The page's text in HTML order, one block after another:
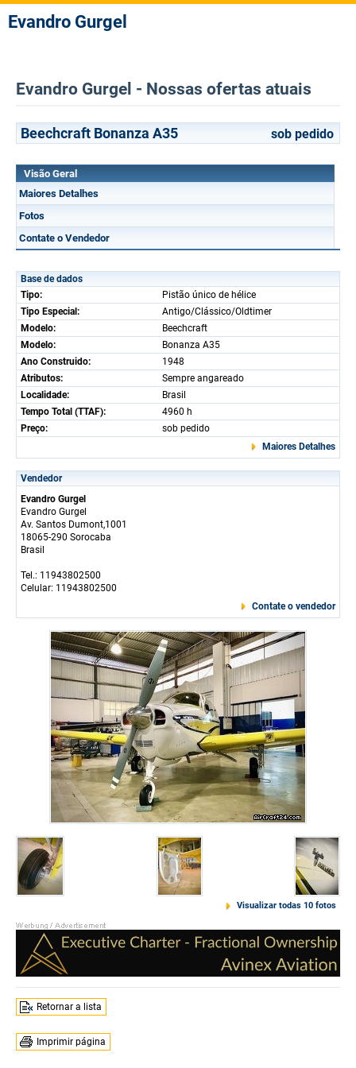
Evandro Gurgel
Evandro Gurgel - Nossas ofertas atuais
Beechcraft Bonanza A35 sob pedido
Visão Geral
Maiores Detalhes
Fotos
Contate o Vendedor
Base de dados
Tipo:
Pistão único de hélice
Tipo Especial:
Antigo/Clássico/Oldtimer
Modelo:
Beechcraft
Modelo:
Bonanza A35
Ano Construido:
1948
Atributos:
Sempre angareado
Localidade:
Brasil
Tempo Total (TTAF):
4960 h
Preço:
sob pedido
Maiores Detalhes
Vendedor
Evandro Gurgel
Evandro Gurgel
Av. Santos Dumont,1001
18065-290 Sorocaba
Brasil
Tel.: 11943802500
Celular: 11943802500
Contate o vendedor
Visualizar todas 10 fotos
Retornar a lista
Imprimir página